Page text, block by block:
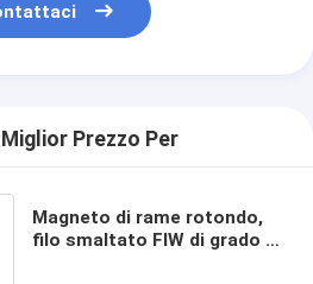
Prezzo Per
Magneto di rame rotondo,
filo smaltato FIW di grado 3